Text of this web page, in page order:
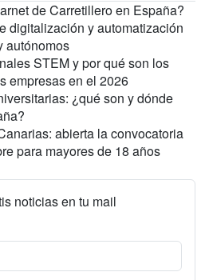
de Carretillero en España?
digitalización y automatización
autónomos
STEM y por qué son los
empresas en el 2026
¿qué son y dónde
abierta la convocatoria
para mayores de 18 años
noticias en tu mail